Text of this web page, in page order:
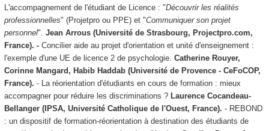
L'accompagnement de l'étudiant de Licence : "Découvrir les réalités
professionnelles" (Projetpro ou PPE) et "Communiquer son projet
personnel". Jean Arrous (Université de Strasbourg, Projectpro.com,
France). - Concilier aide au projet d'orientation et unité d'enseignement :
l'exemple d'une UE de licence 2 de psychologie. Catherine Rouyer,
Corinne Mangard, Habib Haddab (Université de Provence - CeFoCOP,
France). - La réorientation d'étudiants en cours de formation : mieux
accompagner pour réduire les discriminations ? Laurence Cocandeau-
Bellanger (IPSA, Université Catholique de l'Ouest, France). - REBOND
: un dispositif de formation-réorientation à destination des étudiants de